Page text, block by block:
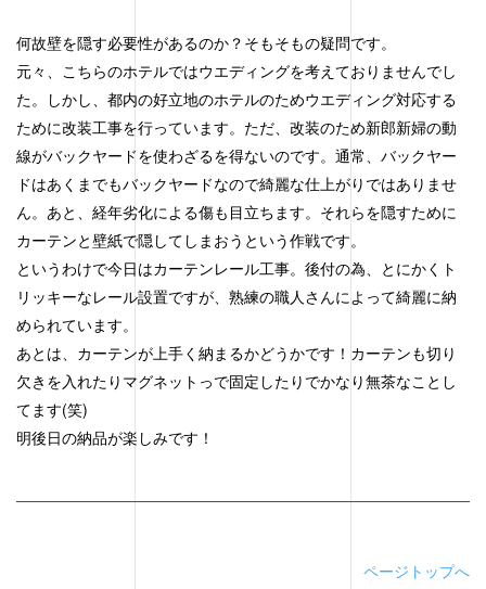
何故壁を隠す必要性があるのか？そもそもの疑問です。
元々、こちらのホテルではウエディングを考えておりませんでし
た。しかし、都内の好立地のホテルのためウエディング対応する
ために改装工事を行っています。ただ、改装のため新郎新婦の動
線がバックヤードを使わざるを得ないのです。通常、バックヤー
ドはあくまでもバックヤードなので綺麗な仕上がりではありませ
ん。あと、経年劣化による傷も目立ちます。それらを隠すために
カーテンと壁紙で隠してしまおうという作戦です。
というわけで今日はカーテンレール工事。後付の為、とにかくト
リッキーなレール設置ですが、熟練の職人さんによって綺麗に納
められています。
あとは、カーテンが上手く納まるかどうかです！カーテンも切り
欠きを入れたりマグネットっで固定したりでかなり無茶なことし
てます(笑)
明後日の納品が楽しみです！
ページトップへ